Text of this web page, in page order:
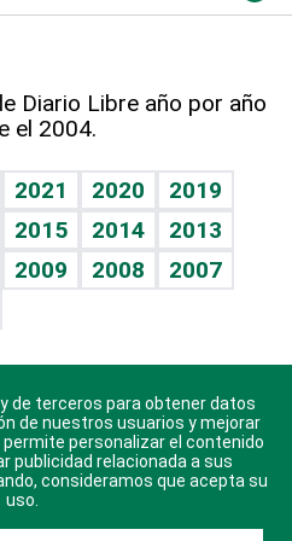
Diario Libre año por año
el 2004.
2021 2020
2019
2015 2014
2013
2009 2008
2007
para Android, iOS y
Huawei.
de terceros para obtener datos
de nuestros usuarios y mejorar
personalizar el contenido
publicidad relacionada a sus
consideramos que acepta su
uso.